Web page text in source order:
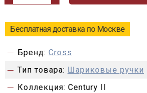
Бесплатная доставка по Москве
Бренд: Cross
Тип товара: Шариковые ручки
Коллекция: Century II